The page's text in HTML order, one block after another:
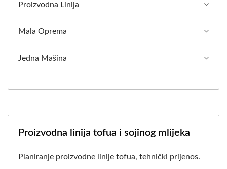
Proizvodna Linija
Mala Oprema
Jedna Mašina
Proizvodna linija tofua i sojinog mlijeka
Planiranje proizvodne linije tofua, tehnički prijenos.